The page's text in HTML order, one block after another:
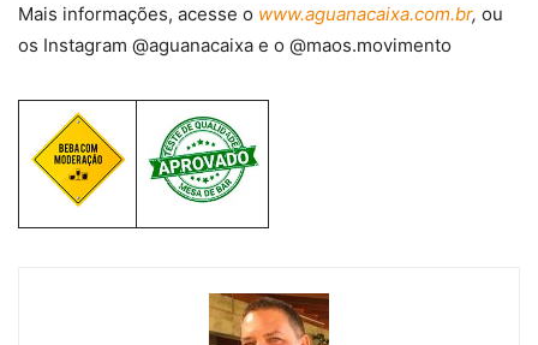
Mais informações, acesse o www.aguanacaixa.com.br, ou
os Instagram @aguanacaixa e o @maos.movimento